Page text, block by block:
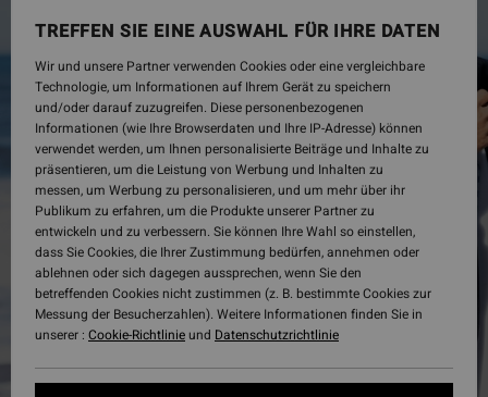
TREFFEN SIE EINE AUSWAHL FÜR IHRE DATEN
Wir und unsere Partner verwenden Cookies oder eine vergleichbare
Technologie, um Informationen auf Ihrem Gerät zu speichern
und/oder darauf zuzugreifen. Diese personenbezogenen
Informationen (wie Ihre Browserdaten und Ihre IP-Adresse) können
verwendet werden, um Ihnen personalisierte Beiträge und Inhalte zu
präsentieren, um die Leistung von Werbung und Inhalten zu
messen, um Werbung zu personalisieren, und um mehr über ihr
Publikum zu erfahren, um die Produkte unserer Partner zu
entwickeln und zu verbessern. Sie können Ihre Wahl so einstellen,
dass Sie Cookies, die Ihrer Zustimmung bedürfen, annehmen oder
ablehnen oder sich dagegen aussprechen, wenn Sie den
betreffenden Cookies nicht zustimmen (z. B. bestimmte Cookies zur
Messung der Besucherzahlen). Weitere Informationen finden Sie in
unserer : Cookie-Richtlinieund Datenschutzrichtlinie